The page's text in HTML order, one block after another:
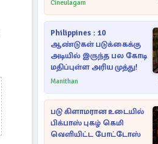
Cineulagam
Philippines : 10
ஆண்டுகள் படுக்கைக்கு
அடியில் இருந்த பல கோடி
மதிப்புள்ள அரிய முத்து!
Manithan
படு கிளாமரான உடையில்
பிக்பாஸ் புகழ் கெமி
வெளியிட்ட போட்டோஸ்